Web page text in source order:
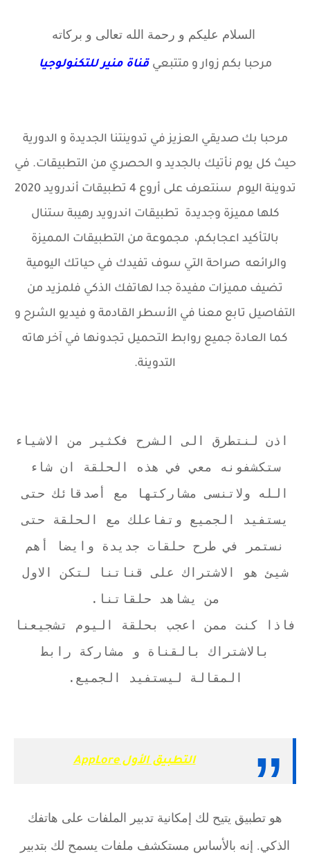
السلام عليكم و رحمة الله تعالى و بركاته
مرحبا بكم زوار و متتبعي قناة منير للتكنولوجيا
مرحبا بك صديقي العزيز في تدوينتنا الجديدة و الدورية
حيث كل يوم نأتيك بالجديد و الحصري من التطبيقات. في
تدوينة اليوم سنتعرف على أروع 4 تطبيقات أندرويد 2020
كلها مميزة وجديدة تطبيقات اندرويد رهيبة ستنال
بالتأكيد اعجابكم، مجموعة من التطبيقات المميزة
والرائعه صراحة التي سوف تفيدك في حياتك اليومية
تضيف مميزات مفيدة جدا لهاتفك الذكي فلمزيد من
التفاصيل تابع معنا في الأسطر القادمة و فيديو الشرح و
كما العادة جميع روابط التحميل تجدونها في آخر هاته
التدوينة.
اذن لنتطرق الى الشرح فكثير من الاشياء
ستكشفونه معي في هذه الحلقة ان شاء
الله ولاتنسى مشاركتها مع أصدقائك حتى
يستفيد الجميع وتفاعلك مع الحلقة حتى
نستمر في طرح حلقات جديدة وايضا أهم
شيئ هو الاشتراك على قناتنا لتكن الاول
من يشاهد حلقاتنا.
فاذا كنت ممن اعجب بحلقة اليوم تشجيعنا
بالاشتراك بالقناة و مشاركة رابط
المقالة ليستفيد الجميع.
التطبيق الأول AppLore
هو تطبيق يتيح لك إمكانية تدبير الملفات على هاتفك
الذكي. إنه بالأساس مستكشف ملفات يسمح لك بتدبير